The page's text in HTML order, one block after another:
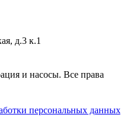
д.3 к.1
и насосы. Все права
персональных данных